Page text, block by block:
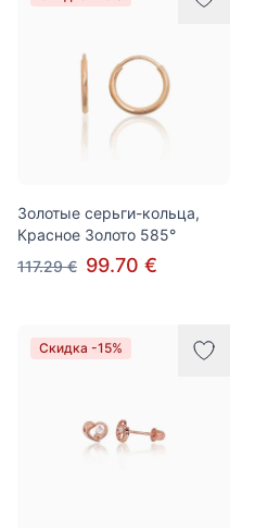
Золотые серьги-кольца,
Красное Золото 585°
117.29 € 99.70 €
Скидка -15%